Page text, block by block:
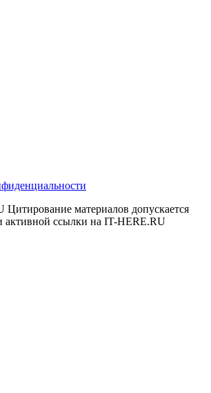
Цитирование материалов допускается
активной ссылки на IT-HERE.RU